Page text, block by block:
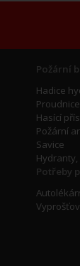
Požární
Hadice
Proudnice
Hasící
Požární
Savice
Potřeby